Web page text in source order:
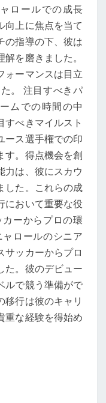
ロールでの成長
向上に焦点を当て
の指導の下、彼は
を磨きました。
ォーマンスは目立
。 注目すべきパ
ムでの時間の中
すべきマイルスト
ース選手権での印
す。得点機会を創
力は、彼にスカウ
した。これらの成
において重要な役
ーからプロの環
ロールのシニア
サッカーからプロ
た。彼のデビュー
ルで競う準備がで
移行は彼のキャリ
重な経験を得始め
MORE